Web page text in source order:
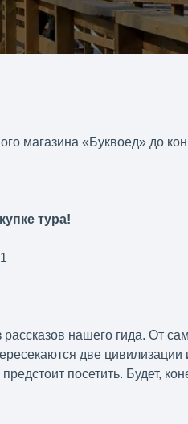
магазина «Буквоед» до
тура!
нашего гида. От
две
посетить. Будет,